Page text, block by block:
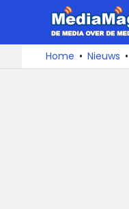
naar
De
media
over
Home Nieuws